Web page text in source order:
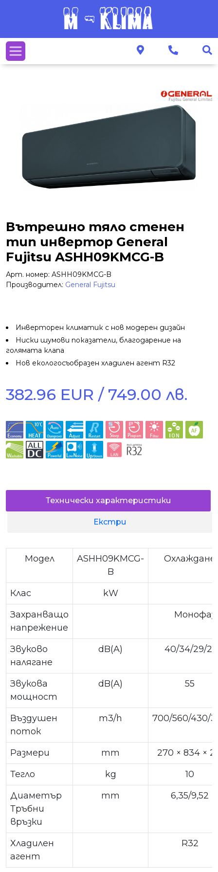
Вътрешно тяло стенен
тип инвертор General
Fujitsu ASHH09KMCG-B
Арт. номер: ASHH09KMCG-B
Производител: General Fujitsu
Инверторен климатик с нов модерен дизайн
Ниски шумови показатели, благодарение на
голямата клапа
Нов екологосъобразен хладилен агент R32
382.96 EUR / 749.00 лв.
Технически характеристики
Екстри
Модел
ASHH09KMCG-
B
Охлаждане
Клас
kW
Захранващо
напрежение
Звуково
налягане
dB(A) 40/34/29/21
Звукова
мощност
dB(A) 55
Въздушен
поток
m3/h 700/560/430/
Размери mm
270 × 834 ×
Тегло
kg
10
Диаметър
Тръбни
връзки
mm 6,35/9,52
Хладилен
агент
R32